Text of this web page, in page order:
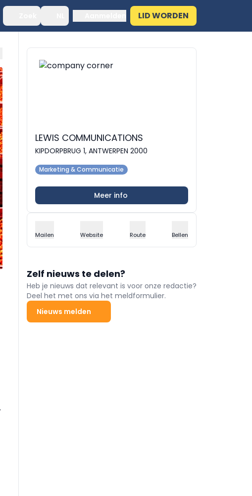
LID WORDEN
LEWIS COMMUNICATIONS
KIPDORPBRUG 1, ANTWERPEN 2000
Marketing & Communicatie
Meer info
Mailen Website Route Bellen
Zelf nieuws te delen?
Heb je nieuws dat relevant is voor onze redactie?
Deel het met ons via het meldformulier.
Nieuws melden